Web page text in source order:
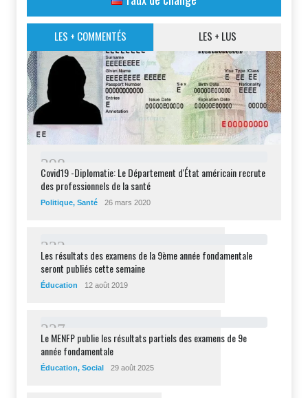
LES + COMMENTÉS LES + LUS
298
Covid19 -Diplomatie: Le Département d'État américain recrute
des professionnels de la santé
Politique, Santé 26 mars 2020
232
Les résultats des examens de la 9ème année fondamentale
seront publiés cette semaine
Éducation 12 août 2019
227
Le MENFP publie les résultats partiels des examens de 9e
année fondamentale
Éducation, Social 29 août 2025